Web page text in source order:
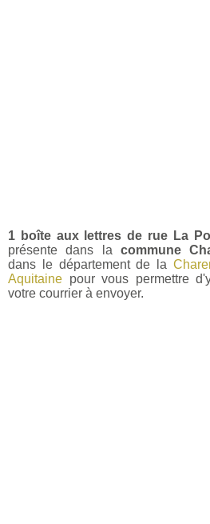
1 boîte aux lettres de rue La
présente dans la commune
dans le département de la
Aquitaine pour vous permettre
votre courrier à envoyer.